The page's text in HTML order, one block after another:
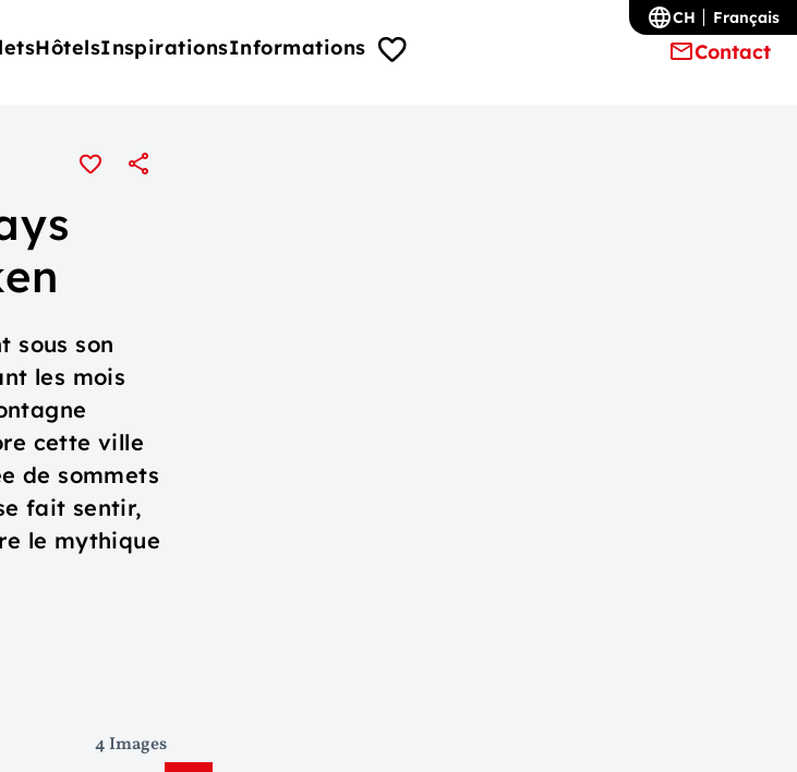
HôtelsInspirationsInformations Contact
CH Français
sous son
les mois
cette ville
de sommets
fait sentir,
le mythique
4 Images